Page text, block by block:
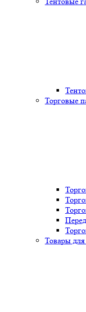
Торговые
Товары